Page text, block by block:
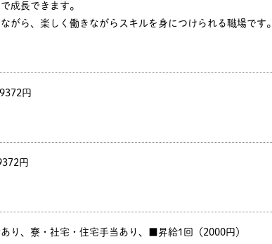
成長できます。
がら、楽しく働きながらスキルを身につけられる職場です。
円
円
り、寮・社宅・住宅手当あり、■昇給1回（2000円）